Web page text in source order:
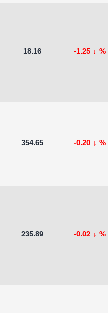
18.16 -1.25 ↓ %
354.65 -0.20 ↓ %
235.89 -0.02 ↓ %